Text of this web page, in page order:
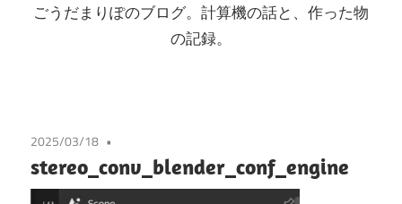
へ
ごうだまりぽのブログ。計算機の話と、作った物
の記録。
2025/03/18
stereo_conv_blender_conf_engine